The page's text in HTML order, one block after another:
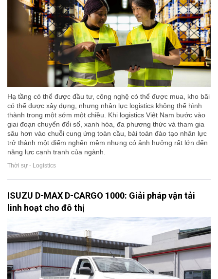
Hạ tầng có thể được đầu tư, công nghệ có thể được mua, kho bãi
có thể được xây dựng, nhưng nhân lực logistics không thể hình
thành trong một sớm một chiều. Khi logistics Việt Nam bước vào
giai đoạn chuyển đổi số, xanh hóa, đa phương thức và tham gia
sâu hơn vào chuỗi cung ứng toàn cầu, bài toán đào tạo nhân lực
trở thành một điểm nghẽn mềm nhưng có ảnh hưởng rất lớn đến
năng lực cạnh tranh của ngành.
Thời sự - Logistics
ISUZU D-MAX D-CARGO 1000: Giải pháp vận tải
linh hoạt cho đô thị